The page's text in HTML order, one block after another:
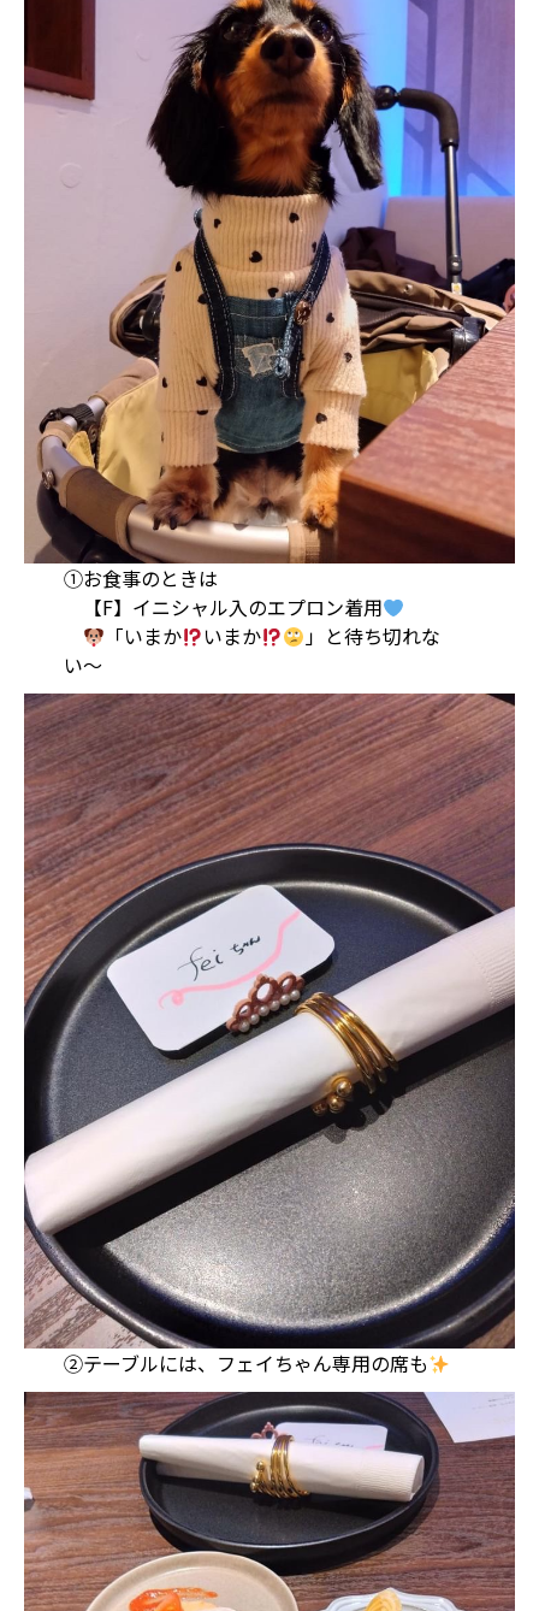
①お食事のときは
【F】イニシャル入のエプロン着用
「いまか
いまか
」と待ち切れな
い〜
②テーブルには、フェイちゃん専用の席も